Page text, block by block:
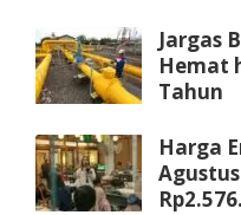
Jargas
Hemat
Tahun
Harga